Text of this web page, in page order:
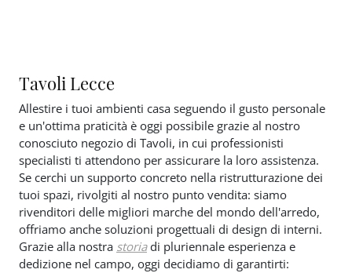
Tavoli Lecce
Allestire i tuoi ambienti casa seguendo il gusto personale
e un'ottima praticità è oggi possibile grazie al nostro
conosciuto negozio di Tavoli, in cui professionisti
specialisti ti attendono per assicurare la loro assistenza.
Se cerchi un supporto concreto nella ristrutturazione dei
tuoi spazi, rivolgiti al nostro punto vendita: siamo
rivenditori delle migliori marche del mondo dell'arredo,
offriamo anche soluzioni progettuali di design di interni.
Grazie alla nostra storiadi pluriennale esperienza e
dedizione nel campo, oggi decidiamo di garantirti: